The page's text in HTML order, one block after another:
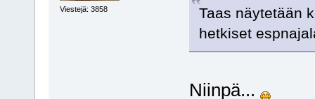
Viestejä: 3858
Taas näytetään
hetkiset
Niinpä...